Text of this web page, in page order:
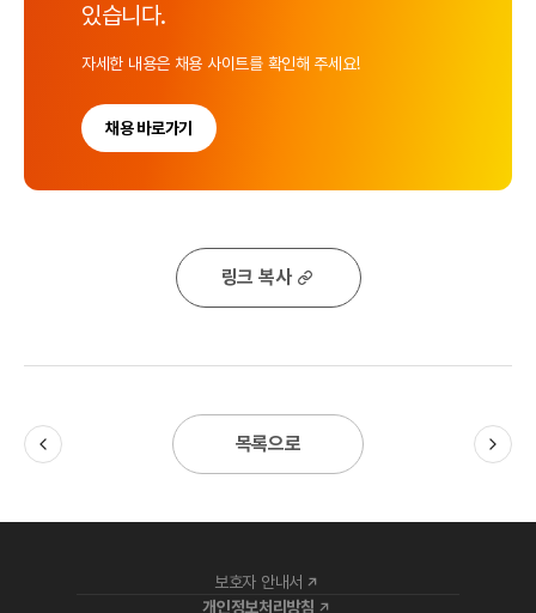
있습니다.
자세한 내용은 채용 사이트를 확인해 주세요!
채용 바로가기
링크 복사
목록으로
보호자 안내서
개인정보처리방침